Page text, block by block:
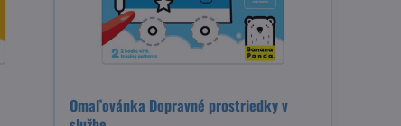
Omaľovánka Dopravné prostriedky v